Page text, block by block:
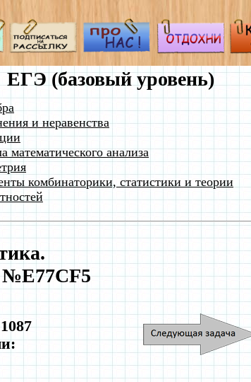
ЕГЭ (базовый уровень)
и неравенства
математического анализа
комбинаторики, статистики и теории
№E77CF5